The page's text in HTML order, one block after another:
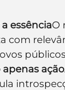
essênciaO
com
apenas ação